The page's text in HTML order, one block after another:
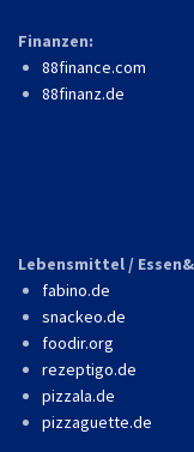
Finanzen:
88finance.com
88finanz.de
Lebensmittel /
fabino.de
snackeo.de
foodir.org
rezeptigo.de
pizzala.de
pizzaguette.de